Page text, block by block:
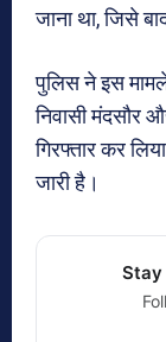
जाना था, जिसे
पुलिस ने इस
निवासी मंदसौर
गिरफ्तार कर
जारी है।
Stay